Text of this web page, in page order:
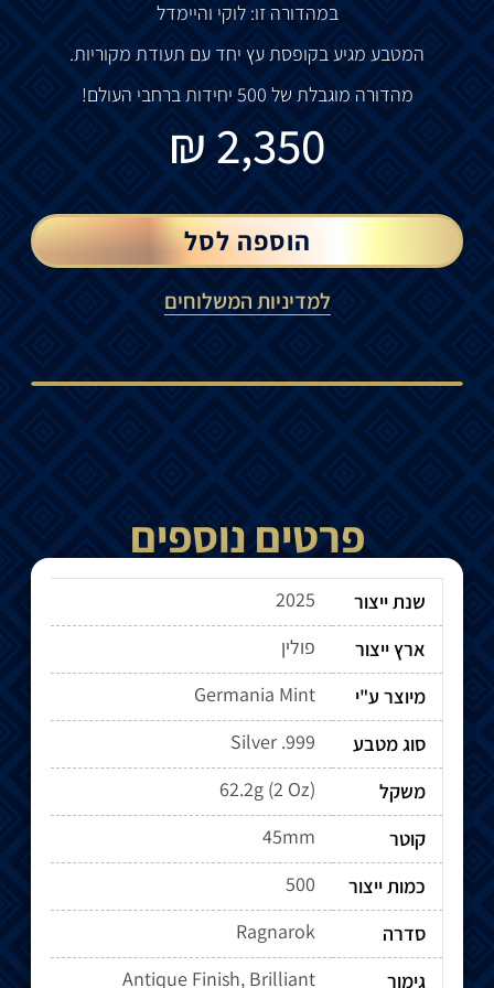
במהדורה זו: לוקי והיימדל
המטבע מגיע בקופסת עץ יחד עם תעודת מקוריות.
מהדורה מוגבלת של 500 יחידות ברחבי העולם!
2,350
₪
הוספה לסל
למדיניות המשלוחים
פרטים נוספים
שנת ייצור
2025
ארץ ייצור
פולין
מיוצר ע"י
Germania Mint
סוג מטבע
Silver .999
משקל
62.2g (2 Oz)
קוטר
45mm
כמות ייצור
500
סדרה
Ragnarok
גימור
Antique Finish, Brilliant